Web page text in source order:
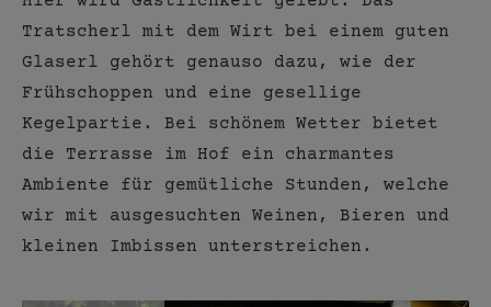
Tratscherl mit dem Wirt bei einem guten
Glaserl gehört genauso dazu, wie der
Frühschoppen und eine gesellige
Kegelpartie. Bei schönem Wetter bietet
die Terrasse im Hof ein charmantes
Ambiente für gemütliche Stunden, welche
wir mit ausgesuchten Weinen, Bieren und
kleinen Imbissen unterstreichen.